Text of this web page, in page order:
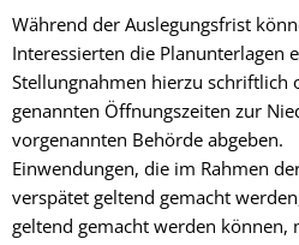
Während der Auslegungsfrist
Interessierten die Planunterlagen
Stellungnahmen hierzu schriftlich
genannten Öffnungszeiten zur
vorgenannten Behörde abgeben.
Einwendungen, die im Rahmen
verspätet geltend gemacht
geltend gemacht werden können,